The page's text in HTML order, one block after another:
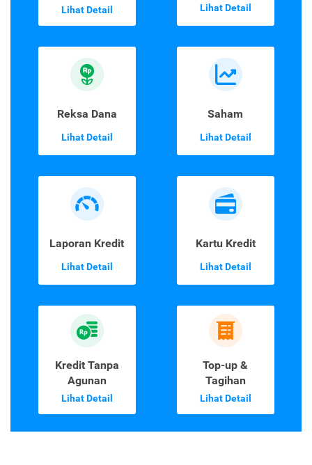
Lihat Detail Lihat Detail
Reksa Dana
Lihat Detail
Saham
Lihat Detail
Laporan Kredit
Lihat Detail
Kartu Kredit
Lihat Detail
Kredit Tanpa
Agunan
Lihat Detail
Top-up &
Tagihan
Lihat Detail